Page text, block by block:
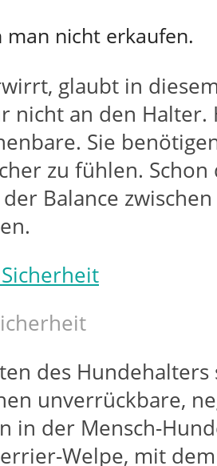
nicht erkaufen.
glaubt in diesem
nicht an den Halter.
Sie
zu fühlen. Schon
Balance zwischen
des Hundehalters
unverrückbare,
in der Mensch-
Welpe, mit dem